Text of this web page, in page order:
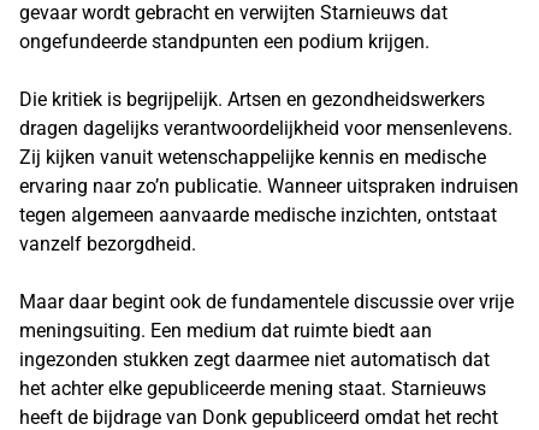
gevaar wordt gebracht en verwijten Starnieuws dat
ongefundeerde standpunten een podium krijgen.
Die kritiek is begrijpelijk. Artsen en gezondheidswerkers
dragen dagelijks verantwoordelijkheid voor mensenlevens.
Zij kijken vanuit wetenschappelijke kennis en medische
ervaring naar zo’n publicatie. Wanneer uitspraken indruisen
tegen algemeen aanvaarde medische inzichten, ontstaat
vanzelf bezorgdheid.
Maar daar begint ook de fundamentele discussie over vrije
meningsuiting. Een medium dat ruimte biedt aan
ingezonden stukken zegt daarmee niet automatisch dat
het achter elke gepubliceerde mening staat. Starnieuws
heeft de bijdrage van Donk gepubliceerd omdat het recht